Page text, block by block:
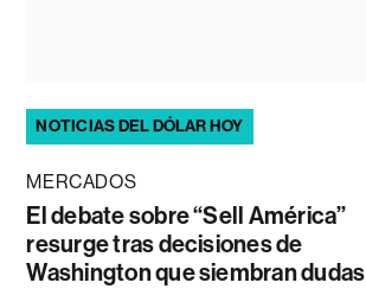
NOTICIAS DEL DÓLAR HOY
MERCADOS
El debate sobre “Sell América”
resurge tras decisiones de
Washington que siembran dudas